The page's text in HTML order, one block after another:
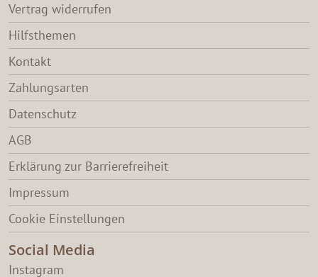
Vertrag widerrufen
Hilfsthemen
Kontakt
Zahlungsarten
Datenschutz
AGB
Erklärung zur Barrierefreiheit
Impressum
Cookie Einstellungen
Social Media
Instagram